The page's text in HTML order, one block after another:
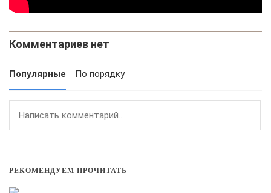
Комментариев нет
Популярные По порядку
РЕКОМЕНДУЕМ ПРОЧИТАТЬ